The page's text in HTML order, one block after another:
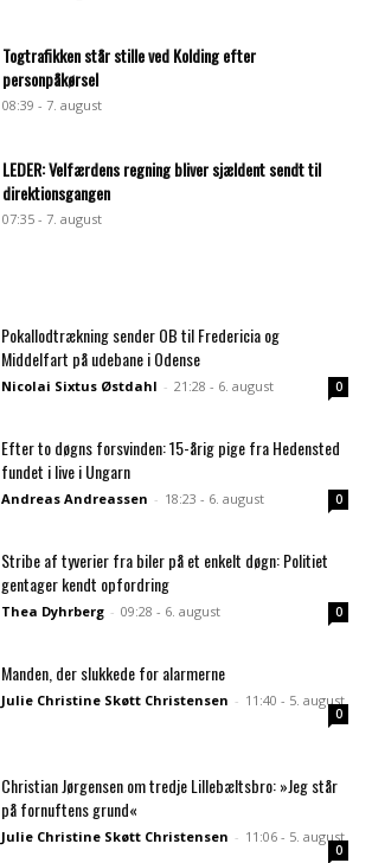
Togtrafikken står stille ved Kolding efter
personpåkørsel
08:39 - 7. august
LEDER: Velfærdens regning bliver sjældent sendt til
direktionsgangen
07:35 - 7. august
Pokallodtrækning sender OB til Fredericia og
Middelfart på udebane i Odense
Nicolai Sixtus Østdahl - 21:28 - 6. august 0
Efter to døgns forsvinden: 15-årig pige fra Hedensted
fundet i live i Ungarn
Andreas Andreassen - 18:23 - 6. august 0
Stribe af tyverier fra biler på et enkelt døgn: Politiet
gentager kendt opfordring
Thea Dyhrberg - 09:28 - 6. august 0
Manden, der slukkede for alarmerne
Julie Christine Skøtt Christensen - 11:40 - 5. august
0
Christian Jørgensen om tredje Lillebæltsbro: »Jeg står
på fornuftens grund«
Julie Christine Skøtt Christensen - 11:06 - 5. august
0